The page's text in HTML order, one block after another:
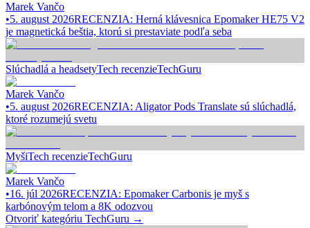
Marek Vančo
•5. august 2026RECENZIA: Herná klávesnica Epomaker HE75 V2
je magnetická beštia, ktorú si prestaviate podľa seba
Slúchadlá a headsetyTech recenzieTechGuru
Marek Vančo
•5. august 2026RECENZIA: Aligator Pods Translate sú slúchadlá,
ktoré rozumejú svetu
MyšiTech recenzieTechGuru
Marek Vančo
•16. júl 2026RECENZIA: Epomaker Carbonis je myš s
karbónovým telom a 8K odozvou
Otvoriť kategóriu TechGuru →